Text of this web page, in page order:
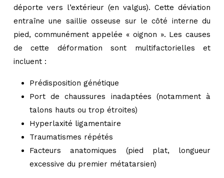
déporte vers l’extérieur (en valgus). Cette déviation
entraîne une saillie osseuse sur le côté interne du
pied, communément appelée « oignon ». Les causes
de cette déformation sont multifactorielles et
incluent :
Prédisposition génétique
Port de chaussures inadaptées (notamment à
talons hauts ou trop étroites)
Hyperlaxité ligamentaire
Traumatismes répétés
Facteurs anatomiques (pied plat, longueur
excessive du premier métatarsien)